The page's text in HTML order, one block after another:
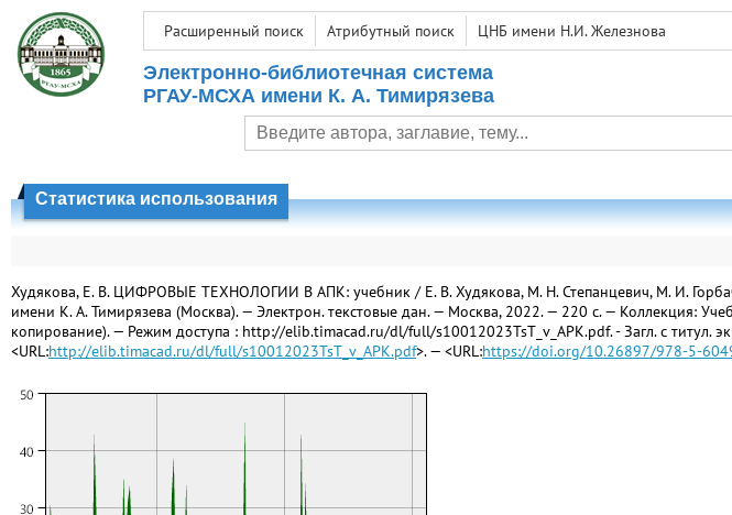
Расширенный поиск Атрибутный поиск ЦНБ имени Н.И. Железнова
Электронно-библиотечная система
РГАУ-МСХА имени К. А. Тимирязева
Статистика использования
Худякова, Е. В. ЦИФРОВЫЕ ТЕХНОЛОГИИ В АПК: учебник / Е. В. Худякова, М. Н. Степанцевич, М. И.
имени К. А. Тимирязева (Москва). — Электрон. текстовые дан. — Москва, 2022. — 220 с. — Коллекция:
копирование). — Режим доступа : http://elib.timacad.ru/dl/full/s10012023TsT_v_APK.pdf. - Загл. с
<URL:http://elib.timacad.ru/dl/full/s10012023TsT_v_APK.pdf>. — <URL:https://doi.org/10.26897/978-5-